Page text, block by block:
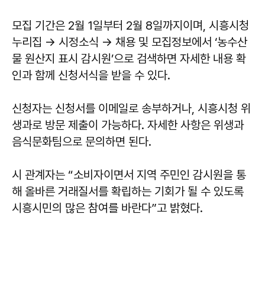
모집 기간은 2월 1일부터 2월 8일까지이며, 시흥시청
누리집 → 시정소식 → 채용 및 모집정보에서 ‘농수산
물 원산지 표시 감시원’으로 검색하면 자세한 내용 확
인과 함께 신청서식을 받을 수 있다.
신청자는 신청서를 이메일로 송부하거나, 시흥시청 위
생과로 방문 제출이 가능하다. 자세한 사항은 위생과
음식문화팀으로 문의하면 된다.
시 관계자는 “소비자이면서 지역 주민인 감시원을 통
해 올바른 거래질서를 확립하는 기회가 될 수 있도록
시흥시민의 많은 참여를 바란다”고 밝혔다.